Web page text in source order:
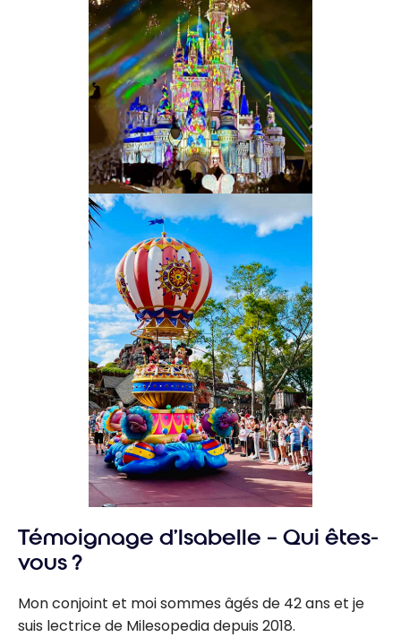
Témoignage d’Isabelle – Qui êtes-
vous ?
Mon conjoint et moi sommes âgés de 42 ans et je
suis lectrice de Milesopedia depuis 2018.